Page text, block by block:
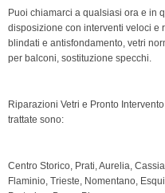
Puoi chiamarci a qualsiasi ora e in
disposizione con interventi veloci e
blindati e antisfondamento, vetri
per balconi, sostituzione specchi.
Riparazioni Vetri e Pronto
trattate sono:
Centro Storico, Prati, Aurelia,
Flaminio, Trieste, Nomentano,